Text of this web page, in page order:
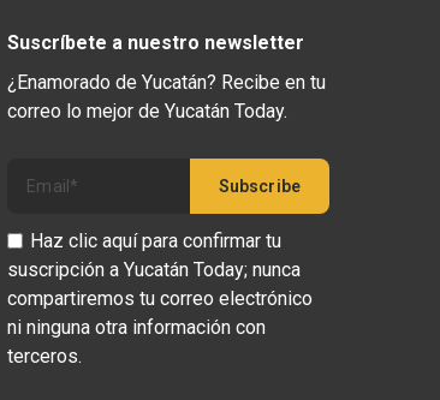
Suscríbete a nuestro newsletter
¿Enamorado de Yucatán? Recibe en tu
correo lo mejor de Yucatán Today.
Haz clic aquí para confirmar tu
suscripción a Yucatán Today; nunca
compartiremos tu correo electrónico
ni ninguna otra información con
terceros.